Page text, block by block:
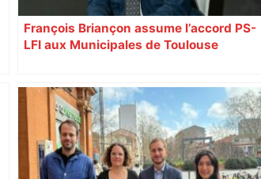
François Briançon assume l’accord PS-
LFI aux Municipales de Toulouse